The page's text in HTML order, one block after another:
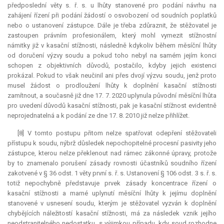
předposlední věty s. ř. s. u lhůty stanovené pro podání návrhu na
zahájení řízení při podání žádostí o osvobození od soudních poplatků
nebo o ustanovení zástupce. Dále je třeba zdůraznit, že stěžovatel je
zastoupen právním profesionálem, který mohl vymezit stížnostní
námitky již v kasační stížnosti, následně kdykoliv během měsíční lhůty
od doručení výzvy soudu a pokud toho nebyl na samém jejím konci
schopen z objektivních důvodů, postačilo, kdyby jejich existenci
prokázal. Pokud to však neučinil ani přes dvojí výzvu soudu, jenž proto
musel žádost o prodloužení lhůty k doplnění kasační stížnosti
zamítnout, a současně již dne 17. 7. 2020 uplynula původní měsíční lhůta
pro uvedení důvodů kasační stížnosti, pak je kasační stížnost evidentně
neprojednatelná a k podání ze dne 17. 8. 2010 již nelze přihlížet.
[8] V tomto postupu přitom nelze spatřovat odepření stěžovateli
přístupu k soudu, nýbrž důsledek nepochopitelné procesní pasivity jeho
zástupce, kterou nelze překlenout nad rámec zákonné úpravy, protože
by to znamenalo porušení zásady rovnosti účastníků soudního řízení
zakotvené v § 36 odst. 1 věty první s. ř. s. Ustanovení § 106 odst. 3 s. ř. s.
totiž nepochybně představuje prvek zásady koncentrace řízení o
kasační stížnosti a marné uplynutí měsíční lhůty k jejímu doplnění
stanovené v usnesení soudu, kterým je stěžovatel vyzván k doplnění
chybějících náležitostí kasační stížnosti, má za následek vznik jejího